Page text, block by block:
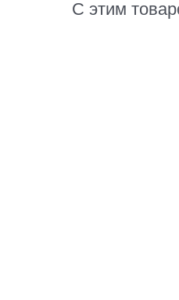
С этим